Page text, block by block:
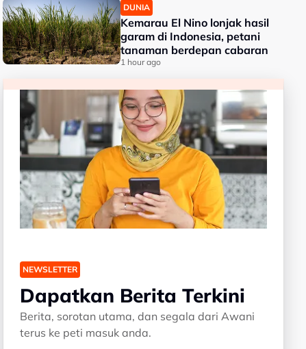
DUNIA
Kemarau El Nino lonjak hasil
garam di Indonesia, petani
tanaman berdepan cabaran
1 hour ago
NEWSLETTER
Dapatkan Berita Terkini
Berita, sorotan utama, dan segala dari Awani
terus ke peti masuk anda.